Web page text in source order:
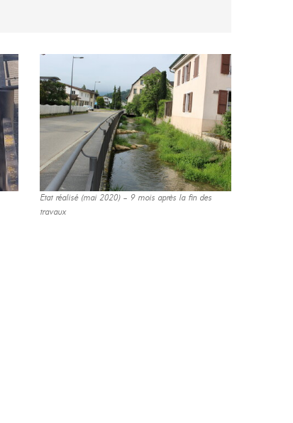
Etat réalisé (mai 2020) – 9 mois après la fin des
travaux